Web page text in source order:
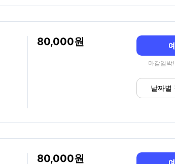
80,000
마감임박
날짜별
80,000